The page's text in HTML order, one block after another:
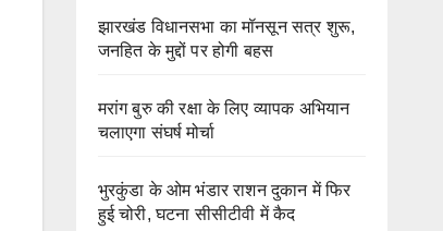
झारखंड विधानसभा का मॉनसून सत्र शुरू,
जनहित के मुद्दों पर होगी बहस
मरांग बुरु की रक्षा के लिए व्यापक अभियान
चलाएगा संघर्ष मोर्चा
भुरकुंडा के ओम भंडार राशन दुकान में फिर
हुई चोरी, घटना सीसीटीवी में कैद